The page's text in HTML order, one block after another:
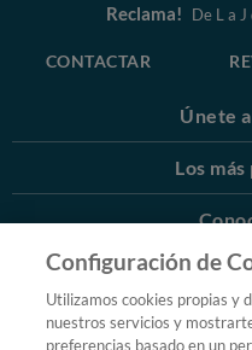
Reclama! De L a
CONTACTAR
Únete
Los
Más
©
Configuración de
Utilizamos cookies propias y
nuestros servicios y
preferencias basado en un